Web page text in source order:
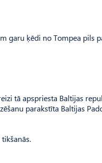
garu ķēdi no Tompea pils
tā apspriesta Baltijas
parakstīta Baltijas